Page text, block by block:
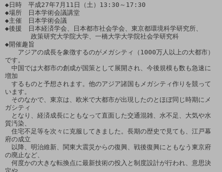
◆日時　平成27年7月11日（土）13:30～17:30
◆場所　日本学術会議講堂
◆主催　日本学術会議
◆後援　日本経済学会、日本都市社会学会、東京都環境科学研究所、
政策研究大学院大学、一橋大学大学院社会学研究科
◆開催趣旨
アジアの成長を象徴するのがメガシティ（1000万人以上の大都市）
です。
中国では大都市の創成が国策として展開され、今後規模も数も急速に
増加
するものと予想されます。他のアジア諸国もメガシティ作りを競って
います。
そのなかで、東京は、欧米で大都市が出現したのとほぼ同じ時期にメ
ガシティ
となり、経済成長にともなって直面した交通混雑、水不足、大気や水
質汚染、
住宅不足等を次々に克服してきました。長期の歴史で見ても、江戸幕
府の成立
以降、明治維新、関東大震災からの復興、戦後復興にともなう東京府
の廃止など、
何度かの大きな転換点に最新技術の投入と制度設計が行われ、意思決